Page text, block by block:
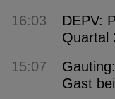
16:03
DEPV:
Quartal
15:07
Gast